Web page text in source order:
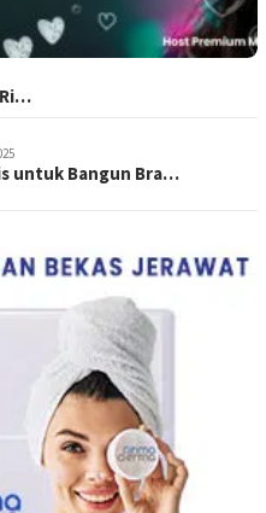
Ri…
untuk Bangun Bra…